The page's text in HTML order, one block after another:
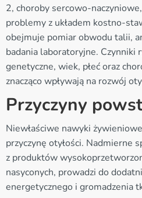
2, choroby sercowo-
problemy z układem kostno-
obejmuje pomiar obwodu talii,
badania laboratoryjne. Czynniki
genetyczne, wiek, płeć oraz
znacząco wpływają na rozwój
Przyczyny
Niewłaściwe nawyki
przyczynę otyłości. Nadmierne
z produktów
nasyconych, prowadzi do
energetycznego i gromadzenia